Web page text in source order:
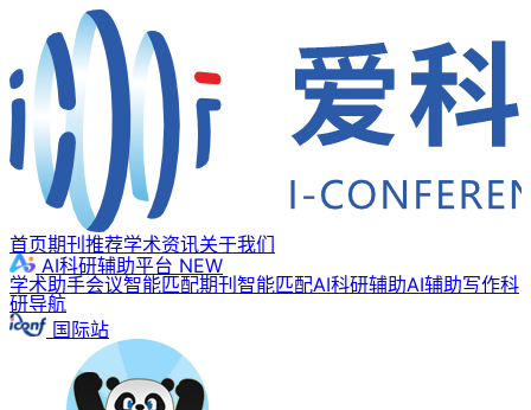
首页期刊推荐学术资讯关于我们
AI科研辅助平台 NEW
学术助手会议智能匹配期刊智能匹配AI科研辅助AI辅助写作科
研导航
国际站